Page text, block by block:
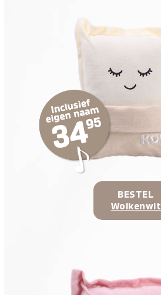
BESTEL
Wolkenwit